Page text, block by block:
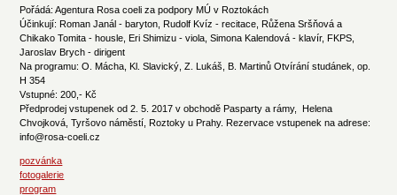
Pořádá: Agentura Rosa coeli za podpory MÚ v Roztokách
Účinkují: Roman Janál - baryton, Rudolf Kvíz - recitace, Růžena Sršňová a
Chikako Tomita - housle, Eri Shimizu - viola, Simona Kalendová - klavír, FKPS,
Jaroslav Brych - dirigent
Na programu: O. Mácha, Kl. Slavický, Z. Lukáš, B. Martinů Otvírání studánek, op.
H 354
Vstupné: 200,- Kč
Předprodej vstupenek od 2. 5. 2017 v obchodě Pasparty a rámy, Helena
Chvojková, Tyršovo náměstí, Roztoky u Prahy. Rezervace vstupenek na adrese:
info@rosa-coeli.cz
pozvánka
fotogalerie
program